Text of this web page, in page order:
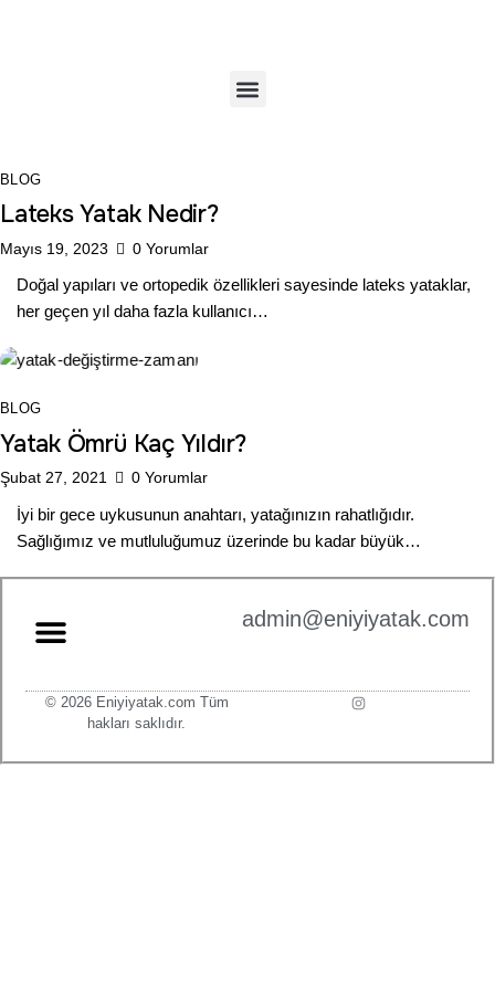
BLOG
Lateks Yatak Nedir?
Mayıs 19, 2023 0 Yorumlar
Doğal yapıları ve ortopedik özellikleri sayesinde lateks yataklar,
her geçen yıl daha fazla kullanıcı…
BLOG
Yatak Ömrü Kaç Yıldır?
Şubat 27, 2021 0 Yorumlar
İyi bir gece uykusunun anahtarı, yatağınızın rahatlığıdır.
Sağlığımız ve mutluluğumuz üzerinde bu kadar büyük…
admin@eniyiyatak.com
© 2026 Eniyiyatak.com Tüm
hakları saklıdır.